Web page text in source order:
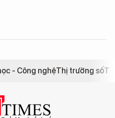
- Công nghệThị trường số